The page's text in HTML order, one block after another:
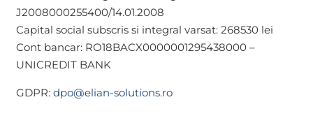
J2008000255400/14.01.2008
Capital social subscris si integral varsat: 268530 lei
Cont bancar: RO18BACX0000001295438000 –
UNICREDIT BANK
GDPR: dpo@elian-solutions.ro